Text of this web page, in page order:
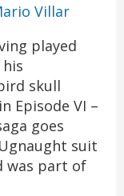
Villar
played
skull
Episode VI –
goes
suit
was part of